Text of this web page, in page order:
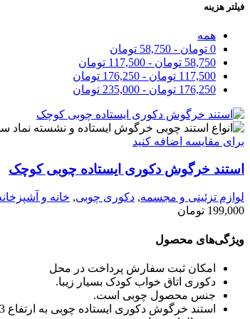
فیلتر هزینه
همه
0 تومان -
58,750 تومان
58,750 تومان -
117,500 تومان
117,500 تومان -
176,250 تومان
176,250 تومان -
235,000 تومان
برای مقایسه اضافه کنید
استند خرگوش دکوری ایستاده چوبی کوچک
لوازم تزئینی و مجسمه, دکوری چوبی, خانه و
199,000 تومان
ویژگی‌های محصول
امکان ثبت سفارش پرداخت در محل
دکوری اتاق خواب کودک بسیار زیبا.
جنس محصول چوبی است.
استند خرگوش دکوری ایستاده چوبی به ارتفاع 23 سانتی متر و طول 20 سانتی متر